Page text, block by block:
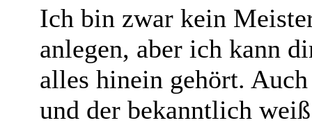
Ich bin zwar kein
anlegen, aber ich kann
alles hinein gehört.
und der bekanntlich